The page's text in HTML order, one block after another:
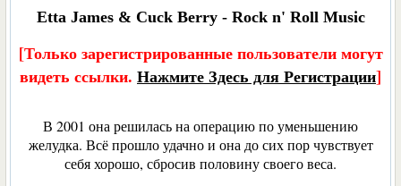
Etta James & Cuck Berry - Rock n' Roll Music
[Только зарегистрированные пользователи могут
видеть ссылки. Нажмите Здесь для Регистрации]
В 2001 она решилась на операцию по уменьшению
желудка. Всё прошло удачно и она до сих пор чувствует
себя хорошо, сбросив половину своего веса.